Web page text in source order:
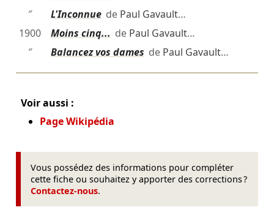
″
L'Inconnuede Paul Gavault…
1900
Moins cinq... de Paul Gavault…
″
Balancez vos dames de Paul Gavault…
Voir aussi :
Page Wikipédia
Vous possédez des informations pour compléter
cette fiche ou souhaitez y apporter des corrections ?
Contactez-nous.